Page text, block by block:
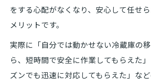
をする心配がなくなり、安心して任せ
メリットです。
実際に「自分では動かせない冷蔵庫の
ら、短時間で安全に作業してもらえた
ズンでも迅速に対応してもらえた」な